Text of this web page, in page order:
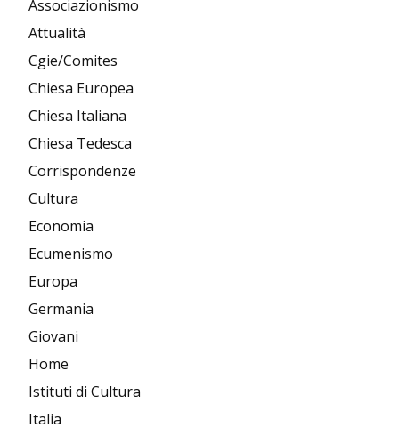
Associazionismo
Attualità
Cgie/Comites
Chiesa Europea
Chiesa Italiana
Chiesa Tedesca
Corrispondenze
Cultura
Economia
Ecumenismo
Europa
Germania
Giovani
Home
Istituti di Cultura
Italia